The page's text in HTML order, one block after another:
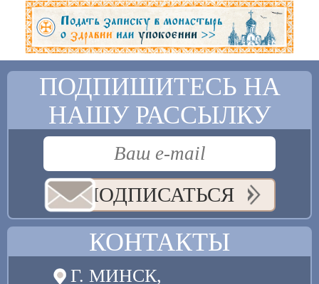
ПОДПИШИТЕСЬ НА
НАШУ РАССЫЛКУ
ПОДПИСАТЬСЯ
КОНТАКТЫ
Г. МИНСК,